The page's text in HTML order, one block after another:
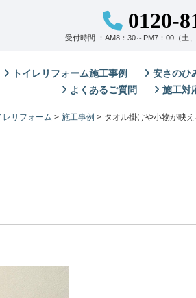
0120-
受付時間 ：AM8：30～PM7：00（土
トイレリフォーム施工事例 安さのひ
よくあるご質問
施工対
レリフォーム > 施工事例 > タオル掛けや小物が映